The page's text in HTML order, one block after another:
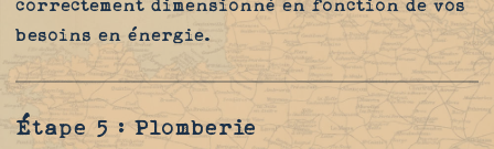
besoins en énergie.
Étape 5 : Plomberie